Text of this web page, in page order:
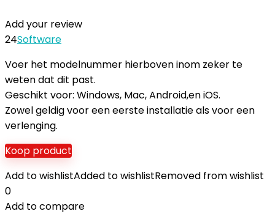
Add your review
24Software
Voer het modelnummer hierboven inom zeker te
weten dat dit past.
Geschikt voor: Windows, Mac, Android,en iOS.
Zowel geldig voor een eerste installatie als voor een
verlenging.
Koop product
Add to wishlistAdded to wishlistRemoved from wishlist
0
Add to compare